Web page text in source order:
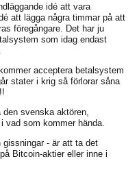
idé att vara
att lägga några timmar på att
föregångare. Det har ju
som idag endast
acceptera betalsystem
stater i krig så förlorar såna
den svenska aktören,
vad som kommer hända.
gissningar - är att ta det
Bitcoin-aktier eller inne i